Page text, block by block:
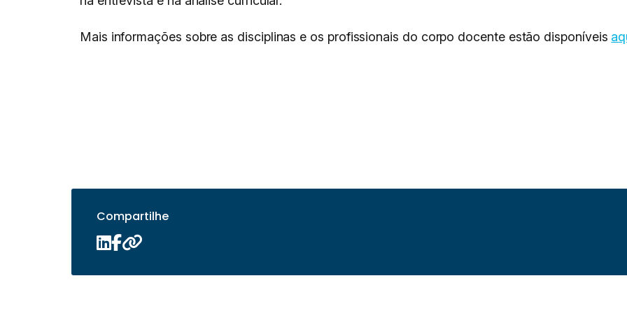
Mais informações sobre as disciplinas e os profissionais do corpo docente estão disponíveis
Compartilhe